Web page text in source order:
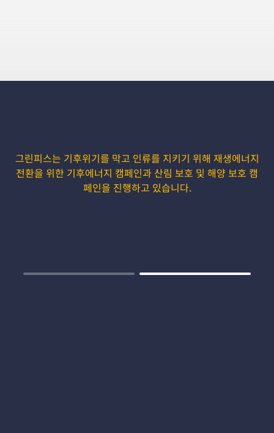
그린피스는 기후위기를 막고 인류를 지키기 위해 재생에너지
전환을 위한 기후에너지 캠페인과 산림 보호 및 해양 보호 캠
페인을 진행하고 있습니다.